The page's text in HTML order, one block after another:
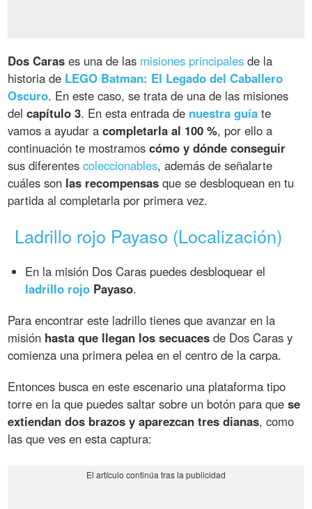
Dos Caras es una de las misiones principales de la
historia de LEGO Batman: El Legado del Caballero
Oscuro. En este caso, se trata de una de las misiones
delcapítulo 3. En esta entrada de nuestra guía te
vamos a ayudar acompletarla al 100 %, por ello a
continuación te mostramoscómo y dónde conseguir
sus diferentescoleccionables, además de señalarte
cuáles son las recompensas que se desbloquean en tu
partida al completarla por primera vez.
Ladrillo rojo Payaso (Localización)
En la misión Dos Caras puedes desbloquear el
ladrillo rojo Payaso.
Para encontrar este ladrillo tienes que avanzar en la
misión hasta que llegan los secuaces de Dos Caras y
comienza una primera pelea en el centro de la carpa.
Entonces busca en este escenario una plataforma tipo
torre en la que puedes saltar sobre un botón para quese
extiendan dos brazos y aparezcan tres dianas, como
las que ves en esta captura: